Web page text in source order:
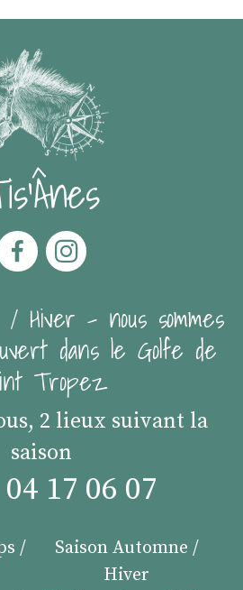
/ Hiver - nous sommes
dans le Golfe de
Tropez
2 lieux suivant la
saison
17 06 07
/
Saison Automne /
Hiver